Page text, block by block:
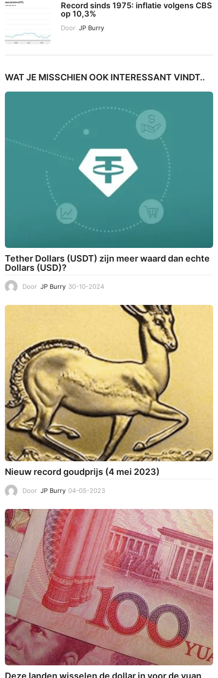
Record sinds 1975: inflatie volgens CBS
op 10,3%
Door JP Burry
WAT JE MISSCHIEN OOK INTERESSANT VINDT..
Tether Dollars (USDT) zijn meer waard dan echte
Dollars (USD)?
Door JP Burry 30-10-2024
-
2
4
Nieuw record goudprijs (4 mei 2023)
Door JP Burry 04-05-2023
-
0
5
-
2
0
2
3